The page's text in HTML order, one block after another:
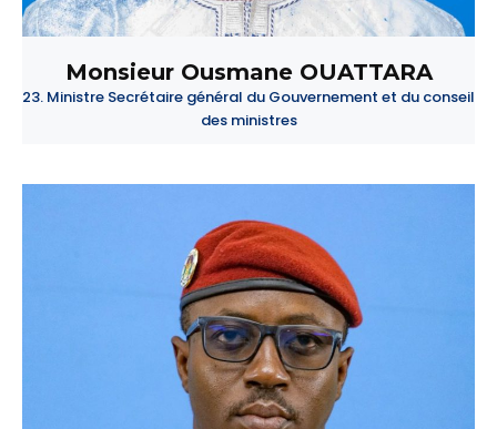
Monsieur Ousmane OUATTARA
23. Ministre Secrétaire général du Gouvernement et du conseil
des ministres